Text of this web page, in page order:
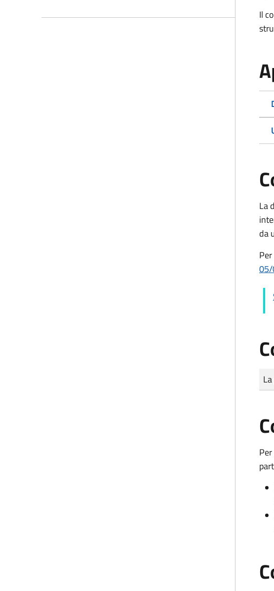
Il
La
da